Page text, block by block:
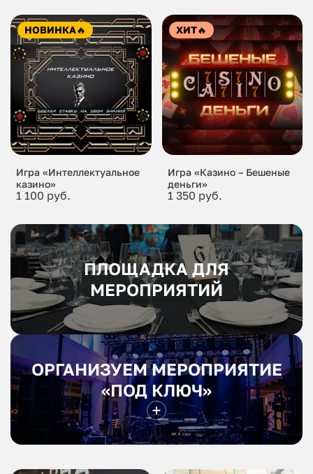
НОВИНКА🔥
Игра «Интеллектуальное
казино»
1 100 руб.
ХИТ🔥
Игра «Казино – Бешеные
деньги»
1 350 руб.
ПЛОЩАДКА ДЛЯ
МЕРОПРИЯТИЙ
ОРГАНИЗУЕМ МЕРОПРИЯТИЕ
«ПОД КЛЮЧ»